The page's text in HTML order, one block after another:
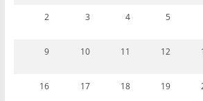
2 3 4 5
9 10 11 12
16 17 18 19